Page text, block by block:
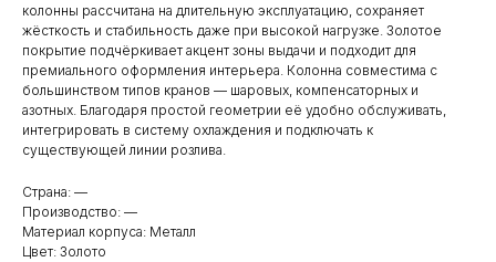
колонны рассчитана на длительную эксплуатацию, сохраняет
жёсткость и стабильность даже при высокой нагрузке. Золотое
покрытие подчёркивает акцент зоны выдачи и подходит для
премиального оформления интерьера. Колонна совместима с
большинством типов кранов — шаровых, компенсаторных и
азотных. Благодаря простой геометрии её удобно обслуживать,
интегрировать в систему охлаждения и подключать к
существующей линии розлива.
Страна: —
Производство: —
Материал корпуса: Металл
Цвет: Золото